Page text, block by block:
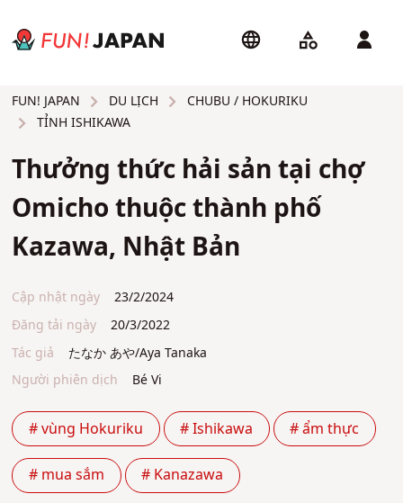
FUN! JAPAN DU LỊCH
CHUBU / HOKURIKU
TỈNH ISHIKAWA
Thưởng thức hải sản tại chợ
Omicho thuộc thành phố
Kazawa, Nhật Bản
Cập nhật ngày
23/2/2024
Đăng tải ngày
20/3/2022
Tác giả
たなか あや/Aya Tanaka
Người phiên dịch
Bé Vi
# vùng Hokuriku # Ishikawa # ẩm thực
# mua sắm # Kanazawa